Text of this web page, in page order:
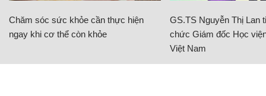
Chăm sóc sức khỏe cần thực hiện
ngay khi cơ thể còn khỏe
GS.TS Nguyễn Thị Lan
chức Giám đốc Học
Việt Nam